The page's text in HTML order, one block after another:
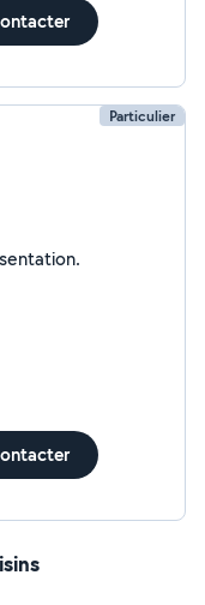
Particulier
renseigné ma présentation.